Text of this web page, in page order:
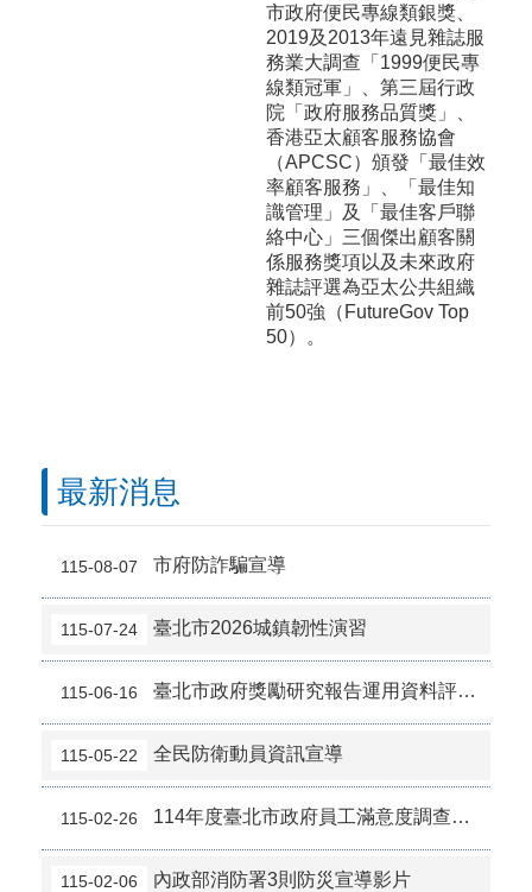
市政府便民專線類銀獎、
2019及2013年遠見雜誌服
務業大調查「1999便民專
線類冠軍」、第三屆行政
院「政府服務品質獎」、
香港亞太顧客服務協會
（APCSC）頒發「最佳效
率顧客服務」、「最佳知
識管理」及「最佳客戶聯
絡中心」三個傑出顧客關
係服務獎項以及未來政府
雜誌評選為亞太公共組織
前50強（FutureGov Top
50）。
最新消息
115-08-07 市府防詐騙宣導
115-07-24 臺北市2026城鎮韌性演習
115-06-16 臺北市政府獎勵研究報告運用資料評獎作業即日起受理各界研究者報名，歡迎踴躍參獎。
115-05-22 全民防衛動員資訊宣導
115-02-26 114年度臺北市政府員工滿意度調查報告
115-02-06 內政部消防署3則防災宣導影片